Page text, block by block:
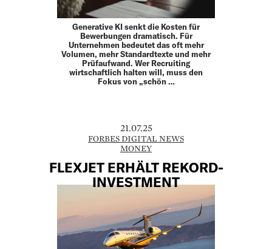
Generative KI senkt die Kosten für
Bewerbungen dramatisch. Für
Unternehmen bedeutet das oft mehr
Volumen, mehr Standardtexte und mehr
Prüfaufwand. Wer Recruiting
wirtschaftlich halten will, muss den
Fokus von „schön …
21.07.25
FORBES DIGITAL NEWS
MONEY
FLEXJET ERHÄLT REKORD-
INVESTMENT